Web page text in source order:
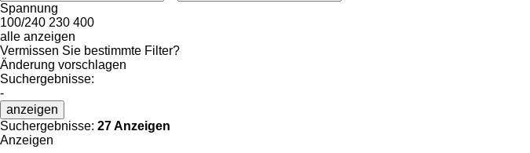
Spannung
100/240 230 400
alle anzeigen
Vermissen Sie bestimmte Filter?
Änderung vorschlagen
Suchergebnisse:
-
anzeigen
Suchergebnisse: 27 Anzeigen
Anzeigen